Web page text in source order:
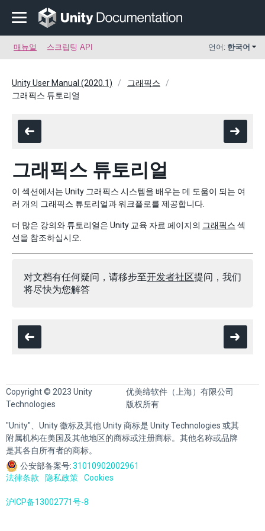
매뉴얼 스크립팅 API 언어: 한국어
Unity User Manual (2020.1)
그래픽스
그래픽스 튜토리얼
그래픽스 튜토리얼
이 섹션에서는 Unity 그래픽스 시스템을 배우는 데 도움이 되는 여
러 개의 그래픽스 튜토리얼과 워크플로를 제공합니다.
더 많은 강의와 튜토리얼은 Unity 교육 자료 페이지의 그래픽스 섹
션을 참조하십시오.
对文档有任何疑问，请移步至开发者社区提问，我们
将尽快为您解答
Copyright © 2023 Unity
Technologies
优美缔软件（上海）有限公司
版权所有
"Unity"、Unity 徽标及其他 Unity 商标是 Unity Technologies 或其
附属机构在美国及其他地区的商标或注册商标。其他名称或品牌
是其各自所有者的商标。
公安部备案号:31010902002961
法律条款
隐私政策 Cookies
沪ICP备13002771号-8